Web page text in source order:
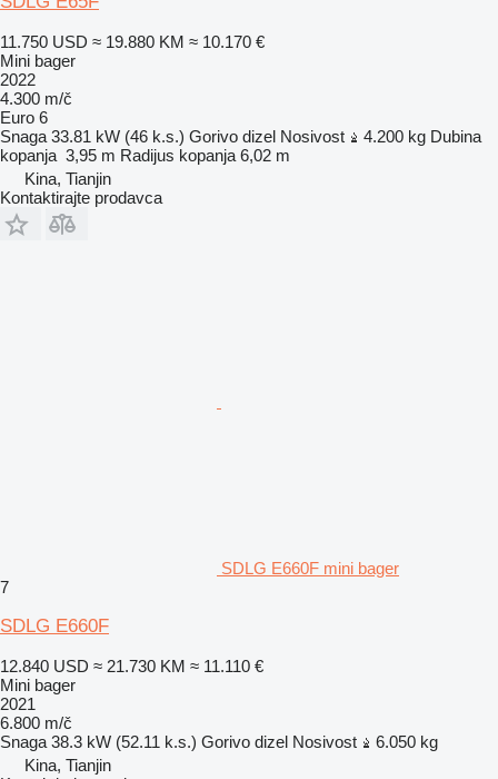
11.750 USD ≈ 19.880 KM ≈ 10.170 €
Mini bager
2022
4.300 m/č
Euro 6
Snaga 33.81 kW (46 k.s.) Gorivo dizel Nosivost 4.200 kg Dubina
kopanja 3,95 m Radijus kopanja 6,02 m
Kina, Tianjin
Kontaktirajte prodavca
SDLG E660F mini bager
7
SDLG E660F
12.840 USD ≈ 21.730 KM ≈ 11.110 €
Mini bager
2021
6.800 m/č
Snaga 38.3 kW (52.11 k.s.) Gorivo dizel Nosivost
6.050 kg
Kina, Tianjin